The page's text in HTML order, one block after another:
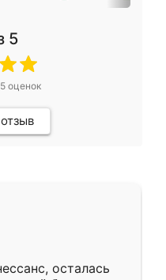
5
оценок
осталась